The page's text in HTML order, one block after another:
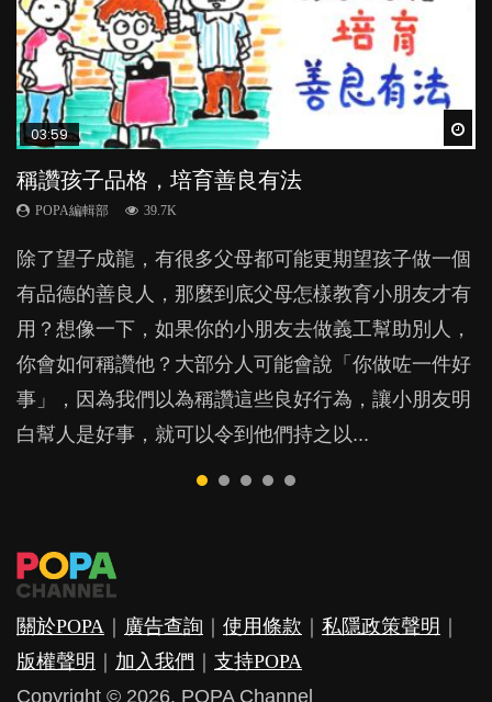
03:59
稱讚孩子品格，培育善良有法
POPA編輯部 39.7K
除了望子成龍，有很多父母都可能更期望孩子做一個
有品德的善良人，那麼到底父母怎樣教育小朋友才有
用？想像一下，如果你的小朋友去做義工幫助別人，
你會如何稱讚他？大部分人可能會說「你做咗一件好
事」，因為我們以為稱讚這些良好行為，讓小朋友明
白幫人是好事，就可以令到他們持之以...
04:28
管教｜唔打得，唔罵得，Time-out又得唔得？
POPA編輯部 36.2K
很多家長期望以time-out「暫停隔離法」，讓孩子跟
令他失控的情境隔離，從而有反思的空間。不過這方
法，卻隱藏著危機，隨時令孩子蒙受精神傷害？...
05:02
【動畫】怕醜仔，好蝕底？（下集）
POPA編輯部 24K
上集提到，內向者雖然優點多多，但不愛表達、喜歡
獨處的性格卻令他們經常為人詬病，為甚麼呢？這大
概跟社會風氣有關。...
05:18
功課過量不只影響親子關係 甚至危害夫妻關
係？
上一集，我們看了一個關於功課和學業成績的綜合分
析研究。然而，要全面地解構 「功課」的功能和效
用，我們還必須聆聽孩子的感受和經歷。...
04:07
【動畫】齋講英文，高人一等？｜為學英文放
棄母語對孩子有何影響？
很多家長經常跟子女講英文，甚至由孩子一出世開
始，便已急不及待的只講英文，一句廣東話也不說。
如果家長為了讓孩子學英文，只用外語跟子女溝通，
放棄自己的母語，對小朋友會有甚麼影響？...
關於POPA 廣告查詢 使用條款 私隱政策聲明
版權聲明
加入我們
支持POPA
Copyright © 2026. POPA Channel